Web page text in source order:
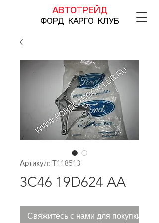
АВТОТРЕЙД
ФОРД КАРГО КЛУБ
Артикул: T118513
3C46 19D624 AA
Свяжитесь с нами для покупки